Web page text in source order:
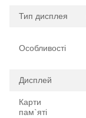
Тип дисплея
Особливості
Дисплей
Карти
пам`яті